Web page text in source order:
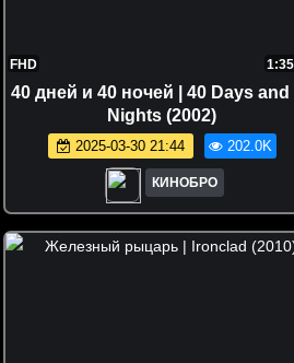
FHD
40 дней и 40 ночей | 40 Days and
Nights (2002)
2025-03-30 21:44 202.0K
КИНОБРО